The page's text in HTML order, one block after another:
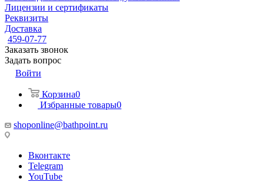
Лицензии и сертификаты
Реквизиты
Доставка
459-07-77
Заказать звонок
Задать вопрос
Войти
Корзина0
Избранные товары0
shoponline@bathpoint.ru
Вконтакте
Telegram
YouTube